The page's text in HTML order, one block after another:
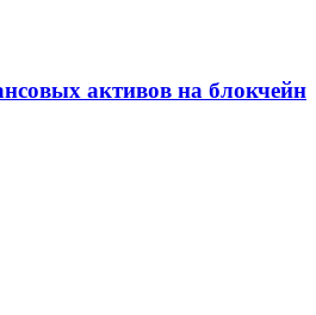
активов на блокчейн